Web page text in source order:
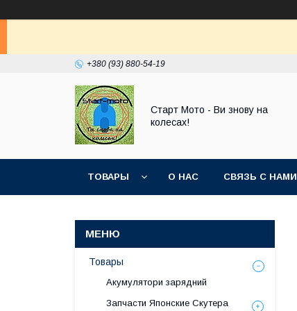
+380 (93) 880-54-19
Старт Мото - Ви знову на
колесах!
ТОВАРЫ О НАС СВЯЗЬ С НАМИ
Товары
Акумулятори зарядний
Запчасти Японские Скутера